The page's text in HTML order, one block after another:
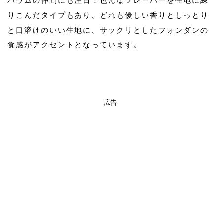
りこんだタイプもあり、どれも優しい香りとしっとり
と口溶けのいい生地に、サックリとしたフォンダンの
食感がアクセントとなっています。
広告